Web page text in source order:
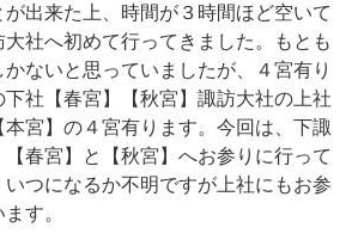
出来た上、時間が３時間ほど空いて
大社へ初めて行ってきました。もとも
ないと思っていましたが、４宮有り
下社【春宮】【秋宮】諏訪大社の上社
本宮】の４宮有ります。今回は、下諏
春宮】と【秋宮】へお参りに行って
つになるか不明ですが上社にもお参
す。